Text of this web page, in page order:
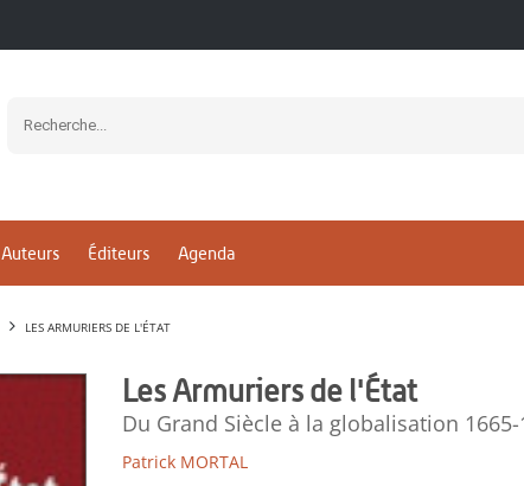
Auteurs Éditeurs Agenda
LES ARMURIERS DE L'ÉTAT
Les Armuriers de l'État
Du Grand Siècle à la globalisation 1665-
Patrick MORTAL